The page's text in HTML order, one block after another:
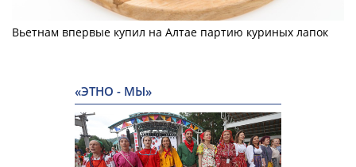
Вьетнам впервые купил на Алтае партию куриных лапок
«ЭТНО - МЫ»